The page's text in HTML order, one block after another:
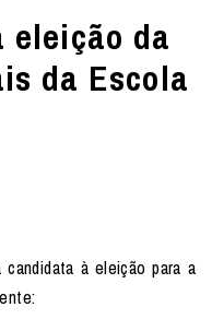
da
da Escola
à eleição para a